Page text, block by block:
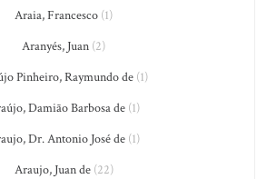
Araia, Francesco (1)
Aranyés, Juan (2)
Pinheiro, Raymundo de (1)
Damião Barbosa de(1)
Dr. Antonio José de(1)
Araujo, Juan de(22)